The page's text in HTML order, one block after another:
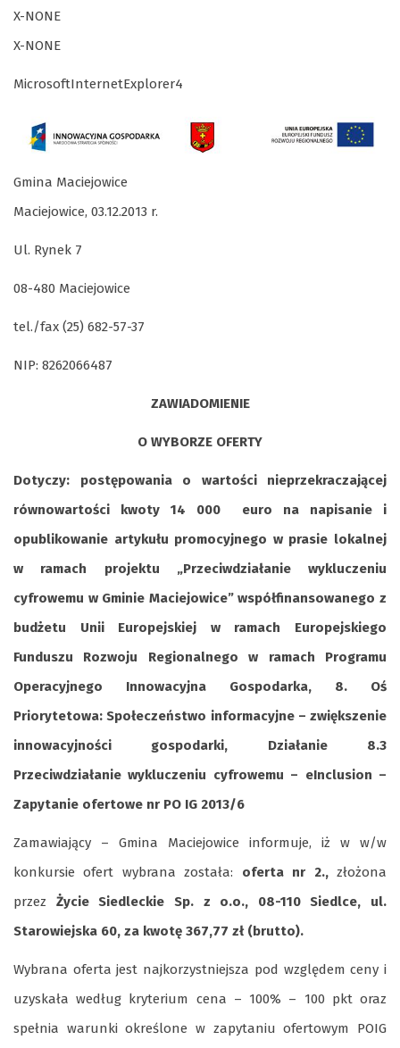
X-NONE
X-NONE
MicrosoftInternetExplorer4
Gmina Maciejowice
Maciejowice, 03.12.2013 r.
Ul. Rynek 7
08-480 Maciejowice
tel./fax (25) 682-57-37
NIP: 8262066487
ZAWIADOMIENIE
O WYBORZE OFERTY
Dotyczy: postępowania o wartości nieprzekraczającej
równowartości kwoty 14 000
euro na napisanie i
opublikowanie artykułu promocyjnego w prasie lokalnej
w ramach projektu „Przeciwdziałanie wykluczeniu
cyfrowemu w Gminie Maciejowice” współfinansowanego z
budżetu Unii Europejskiej w ramach Europejskiego
Funduszu Rozwoju Regionalnego w ramach Programu
Operacyjnego Innowacyjna Gospodarka, 8. Oś
Priorytetowa: Społeczeństwo informacyjne – zwiększenie
innowacyjności gospodarki, Działanie 8.3
Przeciwdziałanie wykluczeniu cyfrowemu – eInclusion –
Zapytanie ofertowe nr PO IG 2013/6
Zamawiający – Gmina Maciejowice informuje, iż w w/w
konkursie ofert wybrana została: oferta nr 2.,złożona
przez Życie Siedleckie Sp. z o.o., 08-110 Siedlce, ul.
Starowiejska 60, za kwotę 367,77 zł (brutto).
Wybrana oferta jest najkorzystniejsza pod względem ceny i
uzyskała według kryterium cena – 100% – 100 pkt oraz
spełnia warunki określone w zapytaniu ofertowym POIG